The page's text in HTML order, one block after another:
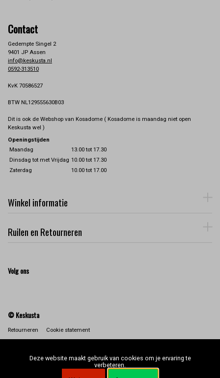
Contact
Gedempte Singel 2
9401 JP Assen
info@keskusta.nl
0592-313510
KvK 70586527
BTW NL129555630B03
Dit is ook de Webshop van Kosadome ( Kosadome is maandag niet open
Keskusta wel )
Openingstijden
Maandag
13.00 tot 17.30
Dinsdag tot met Vrijdag 10.00 tot 17.30
Zaterdag
10.00 tot 17.00
Winkel informatie
Ruilen en Retourneren
Volg ons
© Keskusta
Retourneren Cookie statement
Deze website maakt gebruik van cookies om je ervaring te
verbeteren.